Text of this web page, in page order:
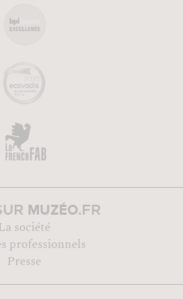
MUZÉO.FR
société
professionnels
Presse